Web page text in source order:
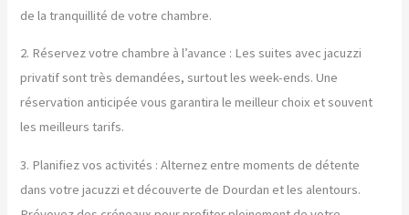
de la tranquillité de votre chambre.
2. Réservez votre chambre à l’avance : Les suites avec jacuzzi
privatif sont très demandées, surtout les week-ends. Une
réservation anticipée vous garantira le meilleur choix et souvent
les meilleurs tarifs.
3. Planifiez vos activités : Alternez entre moments de détente
dans votre jacuzzi et découverte de Dourdan et les alentours.